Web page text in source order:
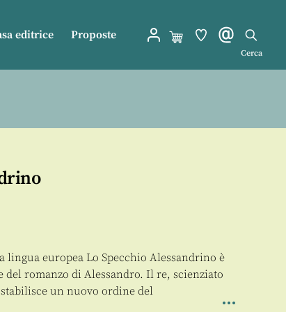
editrice Proposte
Cerca
europea Lo Specchio Alessandrino è
romanzo di Alessandro. Il re, scienziato
un nuovo ordine del